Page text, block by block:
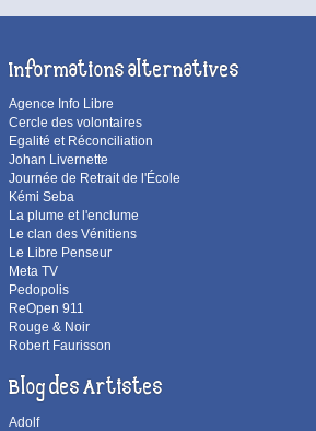
Informations alternatives
Agence Info Libre
Cercle des volontaires
Egalité et Réconciliation
Johan Livernette
Journée de Retrait de l'École
Kémi Seba
La plume et l'enclume
Le clan des Vénitiens
Le Libre Penseur
Meta TV
Pedopolis
ReOpen 911
Rouge & Noir
Robert Faurisson
Blog des Artistes
Adolf